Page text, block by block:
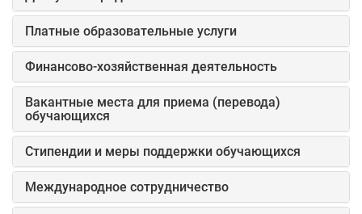
Платные образовательные услуги
Финансово-хозяйственная деятельность
Вакантные места для приема (перевода)
обучающихся
Стипендии и меры поддержки обучающихся
Международное сотрудничество